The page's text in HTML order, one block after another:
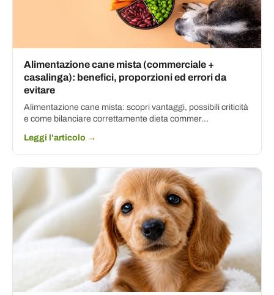
Alimentazione cane mista (commerciale +
casalinga): benefici, proporzioni ed errori da
evitare
Alimentazione cane mista: scopri vantaggi, possibili criticità
e come bilanciare correttamente dieta commer...
Leggi l'articolo →